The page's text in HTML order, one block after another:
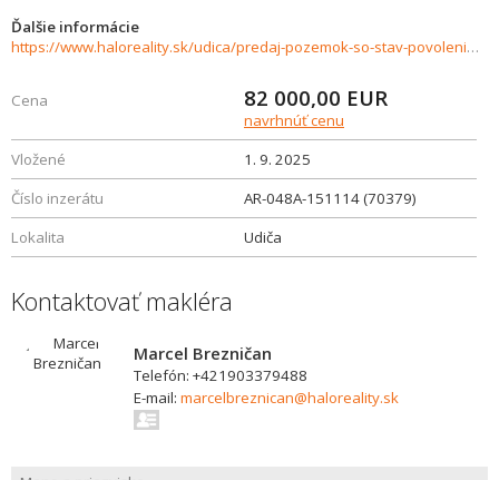
Ďalšie informácie
https://www.haloreality.sk/udica/predaj-pozemok-so-stav-povolenim-a-projektom-pre-rodinny-dom-908-m2-udica-prosne---exkluzivne-halo-reality/70379
Cena 82 000,00 EUR
navrhnúť cenu
Vložené
1. 9. 2025
Číslo inzerátu
AR-048A-151114 (70379)
Lokalita
Udiča
Kontaktovať makléra
Marcel Brezničan
Telefón: +421903379488
E-mail: marcelbreznican@haloreality.sk